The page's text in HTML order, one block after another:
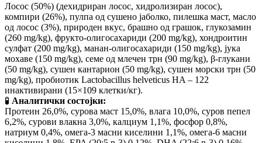
Лосос (50%) (дехидриран лосос, хидролизиран лосос),
компири (26%), пулпа од сушено јаболко, пилешка маст, масло
од лосос (3%), природен вкус, брашно од грашок, глукозамин
(260 mg/kg), фрукто-олигосахариди (200 mg/kg), хондроитин
сулфат (200 mg/kg), манан-олигосахариди (150 mg/kg), јука
мохаве (150 mg/kg), семе од млечен трн (90 mg/kg), β-глукани
(50 mg/kg), сушен кантарион (50 mg/kg), сушен морски трн (50
mg/kg), пробиотик Lactobacillus helveticus HA – 122
инактивирани (15×109 клетки/кг).
🧪 Аналитички состојки:
Протеин 26,0%, сурова маст 15,0%, влага 10,0%, суров пепел
6,2%, сурови влакна 3,0%, калциум 1,1%, фосфор 0,8%,
натриум 0,4%, омега-3 масни киселини 1,1%, омега-6 масни